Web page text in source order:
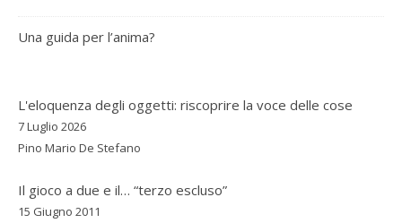
Una guida per l’anima?
L'eloquenza degli oggetti: riscoprire la voce delle cose
7 Luglio 2026
Pino Mario De Stefano
Il gioco a due e il… “terzo escluso”
15 Giugno 2011